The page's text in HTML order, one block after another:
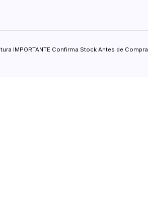
IMPORTANTE Confirma Stock Antes de